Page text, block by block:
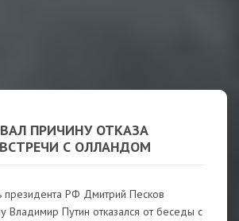
ПРИЧИНУ ОТКАЗА
С ОЛЛАНДОМ
президента РФ Дмитрий Песков
Владимир Путин отказался от беседы с